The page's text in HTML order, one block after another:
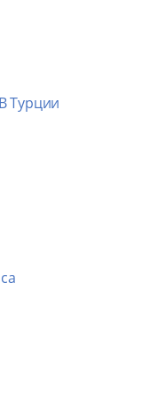
Турции